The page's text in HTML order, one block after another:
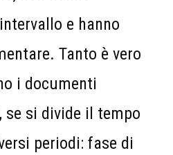
e hanno
Tanto è vero
i documenti
si divide il tempo
periodi: fase di